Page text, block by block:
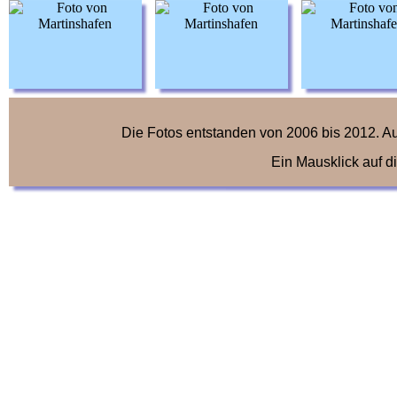
Die Fotos entstanden von 2006 bis 2012.
Ein Mausklick auf